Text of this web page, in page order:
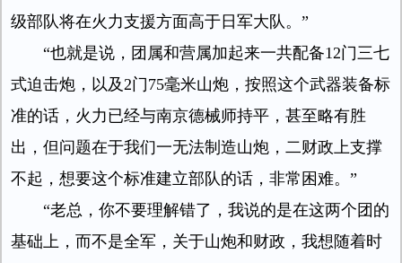
级部队将在火力支援方面高于日军大队。”
“也就是说，团属和营属加起来一共配备12门三七
式迫击炮，以及2门75毫米山炮，按照这个武器装备标
准的话，火力已经与南京德械师持平，甚至略有胜
出，但问题在于我们一无法制造山炮，二财政上支撑
不起，想要这个标准建立部队的话，非常困难。”
“老总，你不要理解错了，我说的是在这两个团的
基础上，而不是全军，关于山炮和财政，我想随着时